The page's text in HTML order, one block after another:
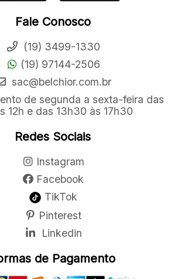
Fale Conosco
(19) 3499-1330
(19) 97144-2506
sac@belchior.com.br
de segunda a sexta-feira das
12h e das 13h30 às 17h30
Redes Sociais
Instagram
Facebook
TikTok
Pinterest
Linkedin
de Pagamento